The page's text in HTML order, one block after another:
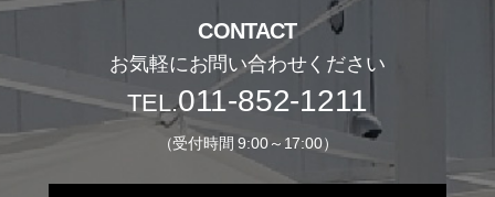
CONTACT
お気軽にお問い合わせください
TEL.011-852-1211
（受付時間 9:00～17:00）